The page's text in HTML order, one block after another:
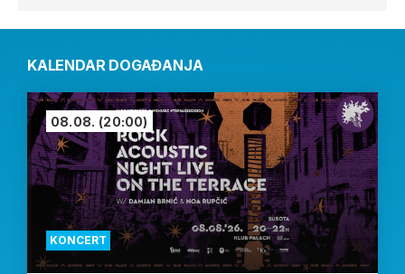
KALENDAR DOGAĐANJA
KONCERT
08.08. (20:00)